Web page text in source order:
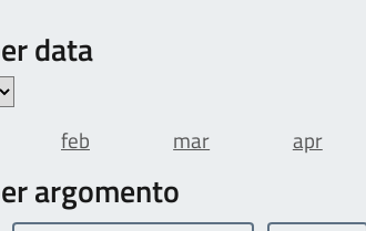
data
feb mar apr
argomento